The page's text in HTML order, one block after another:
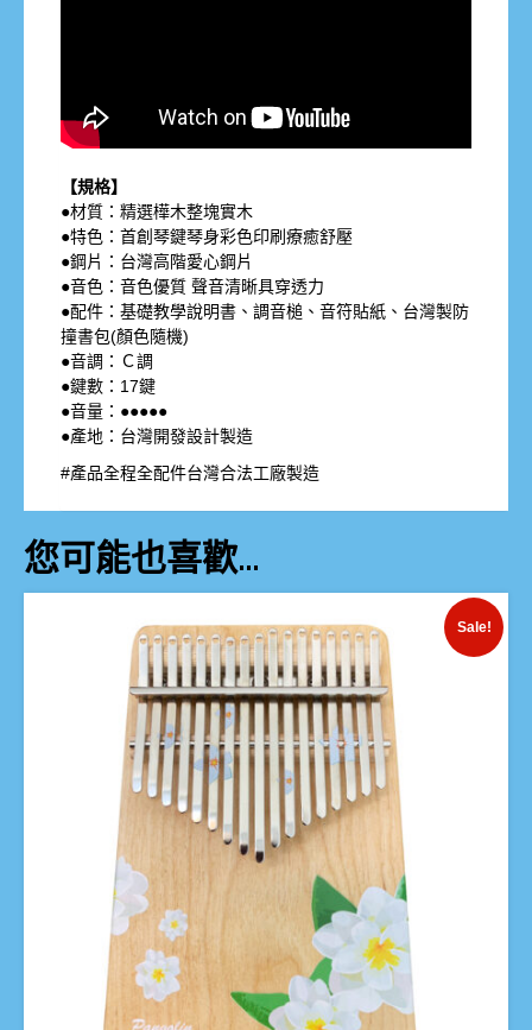
【規格】
●材質：精選樺木整塊實木
●特色：首創琴鍵琴身彩色印刷療癒舒壓
●鋼片：台灣高階愛心鋼片
●音色：音色優質 聲音清晰具穿透力
●配件：基礎教學說明書、調音槌、音符貼紙、台灣製防
撞書包(顏色隨機)
●音調：Ｃ調
●鍵數：17鍵
●音量：●●●●●
●產地：台灣開發設計製造
#產品全程全配件台灣合法工廠製造
您可能也喜歡…
Sale!